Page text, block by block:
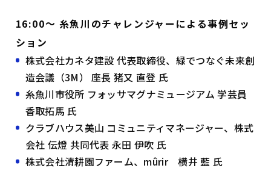
16:00〜 糸魚川のチャレンジャーによる事例セッ
ション
株式会社カネタ建設 代表取締役、緑でつなぐ未来創
造会議（3M） 座長 猪又 直登 氏
糸魚川市役所 フォッサマグナミュージアム 学芸員
香取拓馬 氏
クラブハウス美山 コミュニティマネージャー、株式
会社 伝燈 共同代表 永田 伊吹 氏
株式会社清耕園ファーム、mûrir 横井 藍 氏